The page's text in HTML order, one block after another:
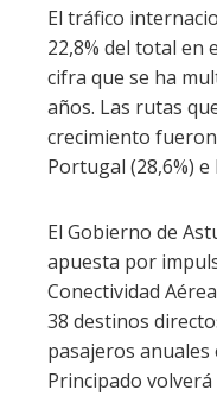
El tráfico
22,8% del total
cifra que se ha
años. Las rutas
crecimiento fueron
Portugal (28,6%) e
El Gobierno de
apuesta por
Conectividad
38 destinos
pasajeros anuales
Principado